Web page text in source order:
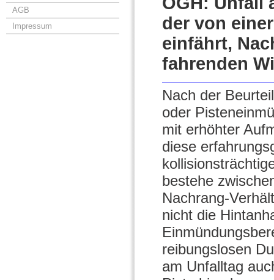
AGB
Impressum
der von
einfährt,
fahrenden
Nach der
oder
mit erhöhter
diese
bestehe
Nachrang-
nicht die
reibungslosen
am Unfalltag